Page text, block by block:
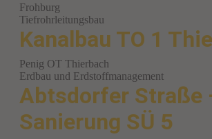
Frohburg
Tiefrohrleitungsbau
Kanalbau TO 1
Penig OT Thierbach
Erdbau und Erdstoffmanagement
Abtsdorfer Straße
Sanierung SÜ 5